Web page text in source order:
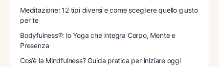
Meditazione: 12 tipi diversi e come scegliere quello giusto
per te
Bodyfulness®: lo Yoga che integra Corpo, Mente e
Presenza
Cos’è la Mindfulness? Guida pratica per iniziare oggi